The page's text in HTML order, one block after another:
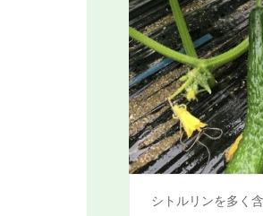
シトルリンを多く